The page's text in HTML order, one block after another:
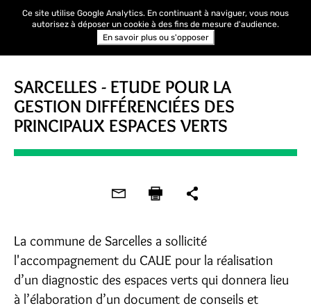
SARCELLES - ETUDE POUR LA
GESTION DIFFÉRENCIÉES DES
PRINCIPAUX ESPACES VERTS
La commune de Sarcelles a sollicité
l'accompagnement du CAUE pour la réalisation
d’un diagnostic des espaces verts qui donnera lieu
à l’élaboration d’un document de conseils et
Ce site utilise Google Analytics. En continuant à naviguer, vous nous
autorisez à déposer un cookie à des fins de mesure d'audience.
En savoir plus ou s'opposer